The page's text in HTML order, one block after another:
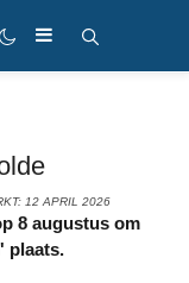
12 APRIL 2026
plaats.